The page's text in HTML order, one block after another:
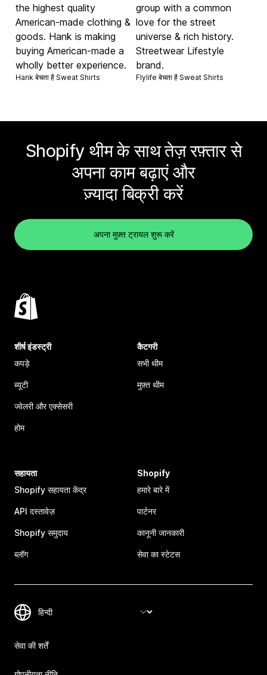
the highest quality
American-made clothing &
goods. Hank is making
buying American-made a
wholly better experience.
Hank बेचता है Sweat Shirts
group with a common
love for the street
universe & rich history.
Streetwear Lifestyle
brand.
Flylife बेचता है Sweat Shirts
Shopify थीम के साथ तेज़ रफ़्तार से
अपना काम बढ़ाएं और
ज़्यादा बिक्री करें
अपना मुफ़्त ट्रायल शुरू करें
शीर्ष इंडस्ट्री
कपड़े
ब्यूटी
ज्वेलरी और एक्सेसरी
होम
कैटगरी
सभी थीम
मुफ़्त थीम
सहायता
Shopify सहायता केंद्र
API दस्तावेज़
Shopify समुदाय
ब्लॉग
Shopify
हमारे बारे में
पार्टनर
कानूनी जानकारी
सेवा का स्टेटस
सेवा की शर्तें